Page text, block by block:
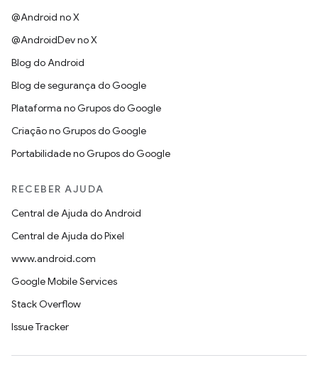
@Android no X
@AndroidDev no X
Blog do Android
Blog de segurança do Google
Plataforma no Grupos do Google
Criação no Grupos do Google
Portabilidade no Grupos do Google
RECEBER AJUDA
Central de Ajuda do Android
Central de Ajuda do Pixel
www.android.com
Google Mobile Services
Stack Overflow
Issue Tracker